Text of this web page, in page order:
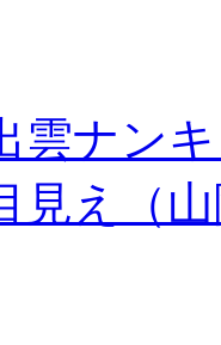
雲ナン
見え（